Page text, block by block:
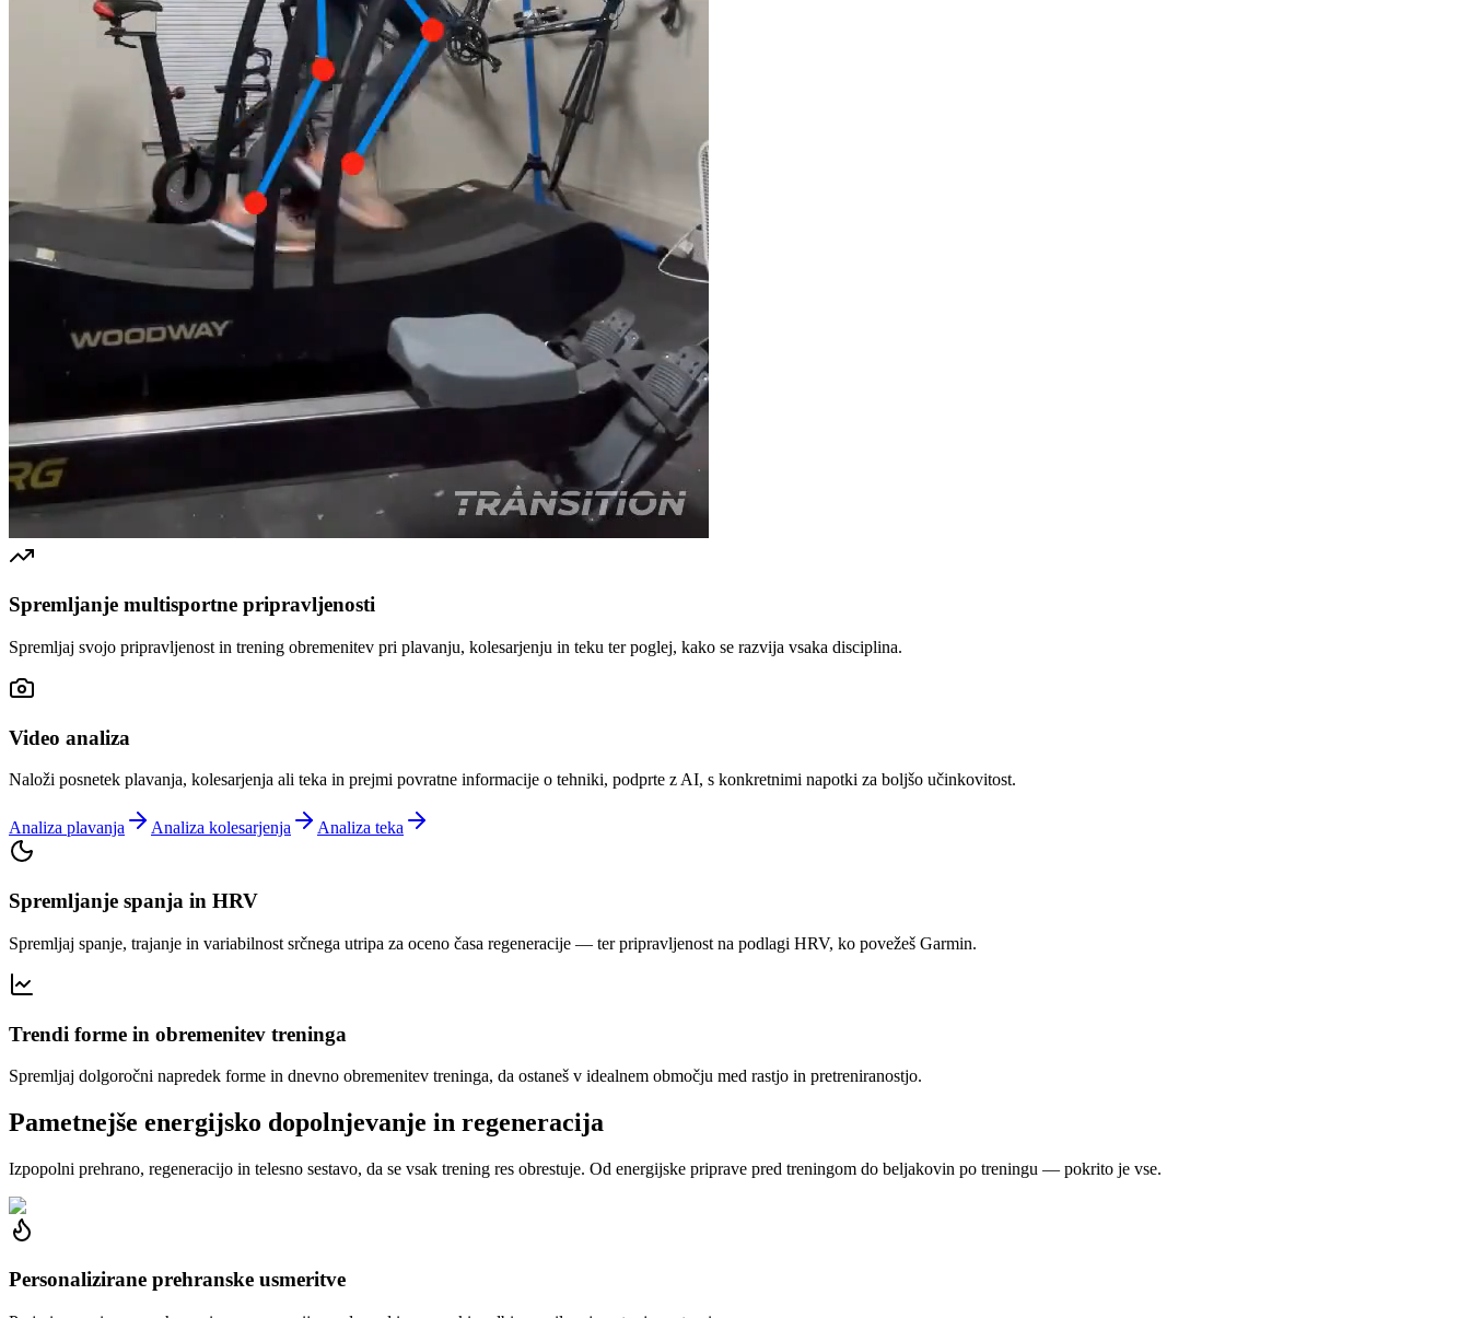
Spremljanje multisportne pripravljenosti
Spremljaj svojo pripravljenost in trening obremenitev pri plavanju, kolesarjenju in teku ter poglej, kako se razvija vsaka disciplina.
Video analiza
Naloži posnetek plavanja, kolesarjenja ali teka in prejmi povratne informacije o tehniki, podprte z AI, s konkretnimi napotki za boljšo učinkovitost.
Analiza plavanja Analiza kolesarjenja Analiza teka
Spremljanje spanja in HRV
Spremljaj spanje, trajanje in variabilnost srčnega utripa za oceno časa regeneracije — ter pripravljenost na podlagi HRV, ko povežeš Garmin.
Trendi forme in obremenitev treninga
Spremljaj dolgoročni napredek forme in dnevno obremenitev treninga, da ostaneš v idealnem območju med rastjo in pretreniranostjo.
Pametnejše energijsko dopolnjevanje in regeneracija
Izpopolni prehrano, regeneracijo in telesno sestavo, da se vsak trening res obrestuje. Od energijske priprave pred treningom do beljakovin po treningu — pokrito je vse.
Personalizirane prehranske usmeritve